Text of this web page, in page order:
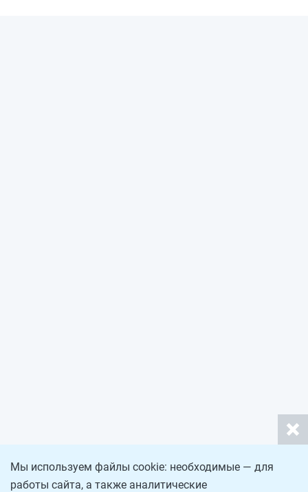
Мы используем файлы cookie: необходимые — для
работы сайта, а также аналитические